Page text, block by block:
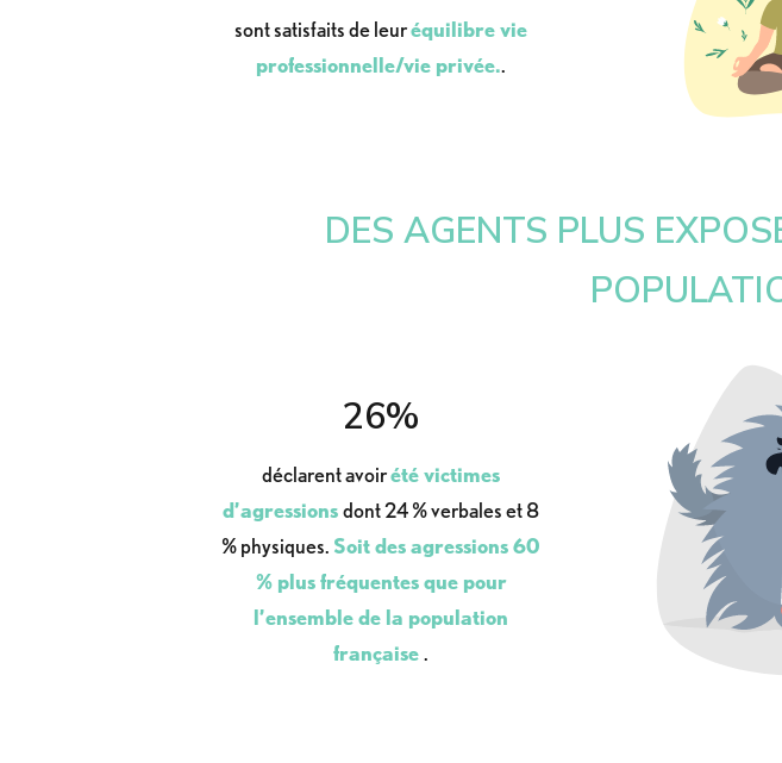
sont satisfaits de leuréquilibre vie
professionnelle/vie privée..
DES AGENTS PLUS
26%
déclarent avoirété victimes
d’agressionsdont 24 % verbales et 8
% physiques. Soit des agressions 60
% plus fréquentes que pour
l’ensemble de la population
française.